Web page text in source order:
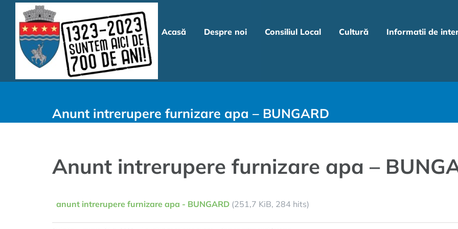
content
Acasă Despre noi Consiliul Local Cultură Informatii de
Anunt intrerupere furnizare apa – BUNGARD
Anunt intrerupere furnizare apa –
anunt intrerupere furnizare apa - BUNGARD (251,7 KiB, 284 hits)